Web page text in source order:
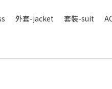
外套-jacket 套裝-suit